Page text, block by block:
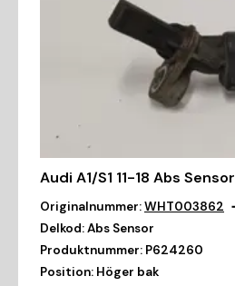
Audi A1/S1 11-18 Abs Sensor
Originalnummer:WHT003862
Delkod:Abs Sensor
Produktnummer: P624260
Position: Höger bak